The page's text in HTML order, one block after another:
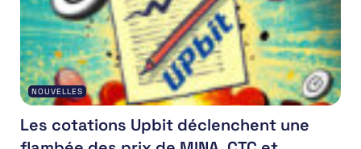
NOUVELLES
Les cotations Upbit déclenchent une